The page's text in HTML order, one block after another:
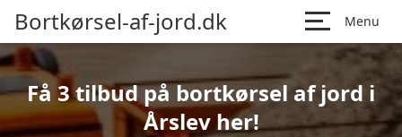
Bortkørsel-af-jord.dk Menu
Få 3 tilbud på bortkørsel af jord i
Årslev her!